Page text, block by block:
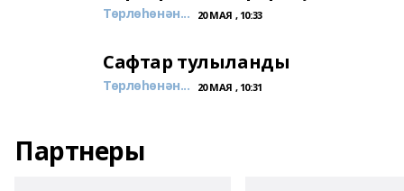
Төрлөһөнән... 20 МАЯ , 10:33
Сафтар тулыланды
Төрлөһөнән... 20 МАЯ , 10:31
Партнеры